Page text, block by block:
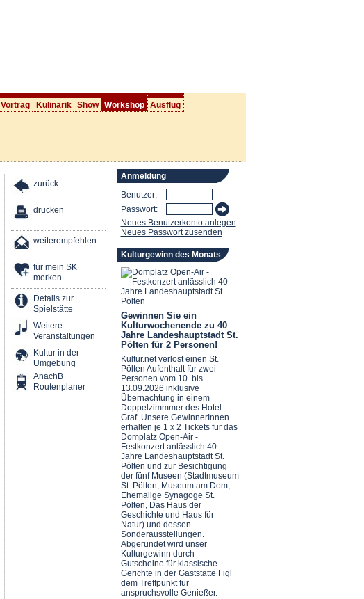
Vortrag Kulinarik Show Workshop Ausflug
zurück
drucken
weiterempfehlen
für mein SK
merken
Details zur
Spielstätte
Weitere
Veranstaltungen
Kultur in der
Umgebung
AnachB
Routenplaner
Anmeldung
Benutzer:
Passwort:
Neues Benutzerkonto anlegen
Neues Passwort zusenden
Kulturgewinn des Monats
Gewinnen Sie ein
Kulturwochenende zu 40
Jahre Landeshauptstadt St.
Pölten für 2 Personen!
Kultur.net verlost einen St.
Pölten Aufenthalt für zwei
Personen vom 10. bis
13.09.2026 inklusive
Übernachtung in einem
Doppelzimmmer des Hotel
Graf. Unsere GewinnerInnen
erhalten je 1 x 2 Tickets für das
Domplatz Open-Air -
Festkonzert anlässlich 40
Jahre Landeshauptstadt St.
Pölten und zur Besichtigung
der fünf Museen (Stadtmuseum
St. Pölten, Museum am Dom,
Ehemalige Synagoge St.
Pölten, Das Haus der
Geschichte und Haus für
Natur) und dessen
Sonderausstellungen.
Abgerundet wird unser
Kulturgewinn durch
Gutscheine für klassische
Gerichte in der Gaststätte Figl
dem Treffpunkt für
anspruchsvolle Genießer.